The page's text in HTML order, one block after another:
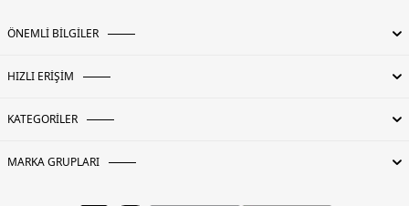
ÖNEMLİ BİLGİLER
HIZLI ERİŞİM
KATEGORİLER
MARKA GRUPLARI